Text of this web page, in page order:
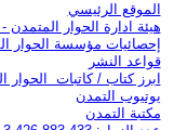
الموقع الرئيسي
هيئة ادارة الحوار المتمدن -
إحصائيات مؤسسة الحوار
قواعد النشر
ابرز كتاب / كاتبات الحوار
يوتيوب التمدن
مكتبة التمدن